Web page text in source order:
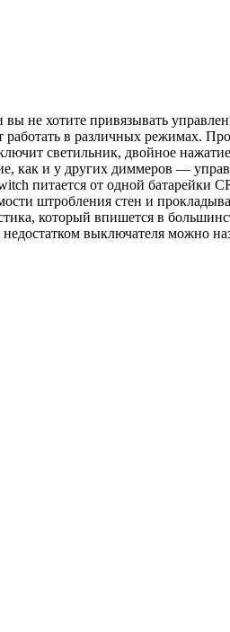
не хотите привязывать
в различных режимах.
светильник, двойное
как и у других диммеров —
питается от одной батарейки
штробления стен и
который впишется в
выключателя можно